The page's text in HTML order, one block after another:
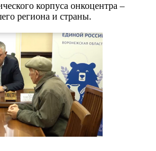
корпуса онкоцентра –
региона и страны.